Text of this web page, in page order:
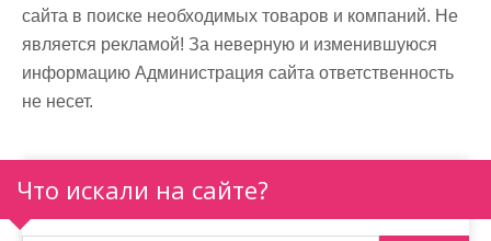
сайта в поиске необходимых товаров и компаний. Не
является рекламой! За неверную и изменившуюся
информацию Администрация сайта ответственность
не несет.
Что искали на сайте?